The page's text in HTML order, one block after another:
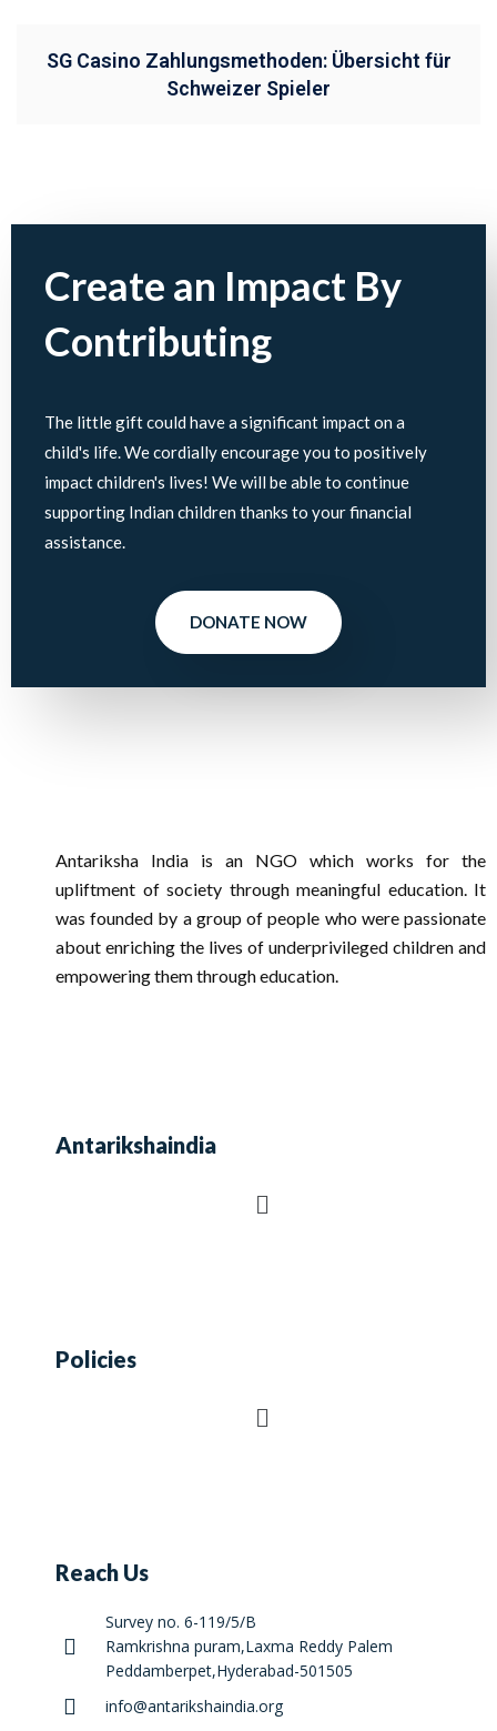
SG Casino Zahlungsmethoden: Übersicht für
Schweizer Spieler
Create an Impact By
Contributing
The little gift could have a significant impact on a
child's life. We cordially encourage you to positively
impact children's lives! We will be able to continue
supporting Indian children thanks to your financial
assistance.
DONATE NOW
Antariksha India is an NGO which works for the
upliftment of society through meaningful education. It
was founded by a group of people who were passionate
about enriching the lives of underprivileged children and
empowering them through education.
Antarikshaindia
Policies
Reach Us
Survey no. 6-119/5/B
Ramkrishna puram,Laxma Reddy Palem
Peddamberpet,Hyderabad-501505
info@antarikshaindia.org